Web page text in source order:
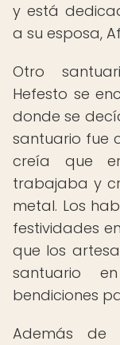
y está
a su esposa,
Otro
Hefesto se
donde se
santuario fue
creía que
trabajaba y
metal. Los
festividades
que los
santuario
bendiciones
Además de